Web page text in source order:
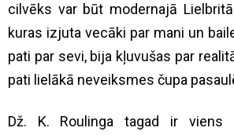
cilvēks var būt modernajā
kuras izjuta vecāki par mani un
pati par sevi, bija kļuvušas par
pati lielākā neveiksmes čupa
Dž. K. Roulinga tagad ir viens